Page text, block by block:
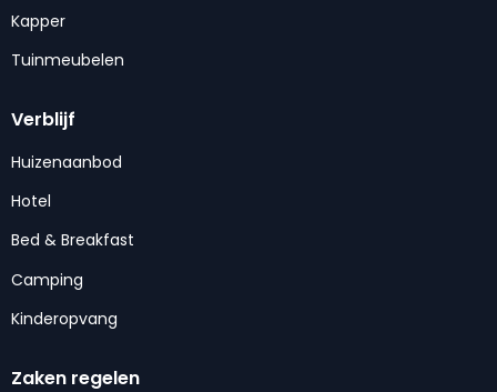
Kapper
Tuinmeubelen
Verblijf
Huizenaanbod
Hotel
Bed & Breakfast
Camping
Kinderopvang
Zaken regelen